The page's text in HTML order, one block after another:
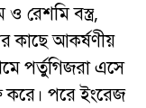
রেশমি বস্ত্র,
কাছে আকর্ষণীয়
পর্তুগিজরা এসে
পরে ইংরেজ